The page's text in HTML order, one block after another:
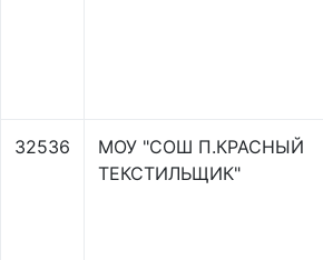
32536
МОУ "СОШ П.КРАСНЫЙ
ТЕКСТИЛЬЩИК"